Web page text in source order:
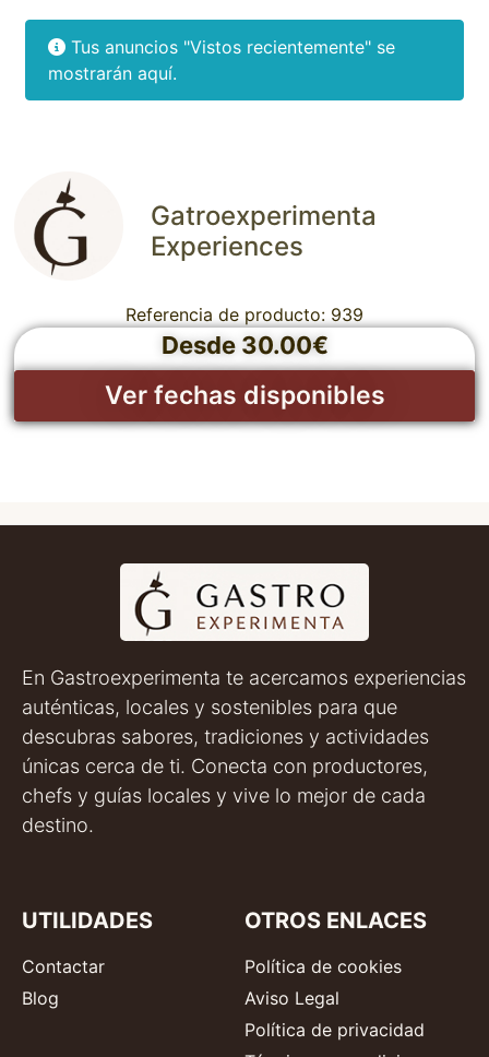
Tus anuncios "Vistos recientemente" se
mostrarán aquí.
Desde 30.00€
Ver fechas disponibles
Gatroexperimenta
Experiences
Referencia de producto: 939
En Gastroexperimenta te acercamos experiencias
auténticas, locales y sostenibles para que
descubras sabores, tradiciones y actividades
únicas cerca de ti. Conecta con productores,
chefs y guías locales y vive lo mejor de cada
destino.
UTILIDADES
Contactar
Blog
OTROS ENLACES
Política de cookies
Aviso Legal
Política de privacidad